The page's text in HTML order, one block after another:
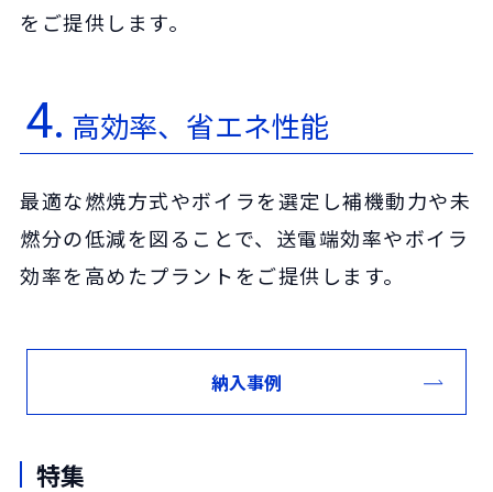
をご提供します。
4. 高効率、省エネ性能
最適な燃焼方式やボイラを選定し補機動力や未
燃分の低減を図ることで、送電端効率やボイラ
効率を高めたプラントをご提供します。
納入事例
特集